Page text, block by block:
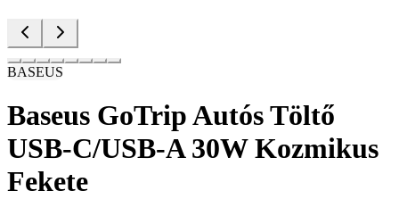
BASEUS
Baseus GoTrip Autós Töltő
USB-C/USB-A 30W Kozmikus
Fekete